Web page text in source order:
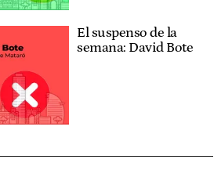
El suspenso de la
semana: David Bote